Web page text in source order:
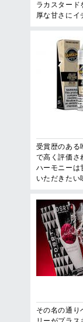
ラカスタード
厚な甘さにイ
受賞歴のある
で高く評価さ
ハーモニーは
いただきたい
その名の通り